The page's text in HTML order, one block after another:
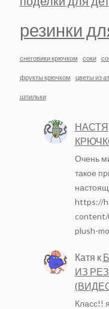
резинки
снеговики крючком соки
фрукты крючком цветы из
шпильки
НАСТЯ
Очень
такое
https://
content/
plush-
Катя к
ИЗ
Класс!!